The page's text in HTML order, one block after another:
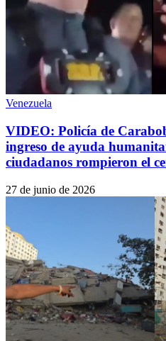
Venezuela
VIDEO: Policía de
ingreso de ayuda
ciudadanos rompieron el
27 de junio de 2026